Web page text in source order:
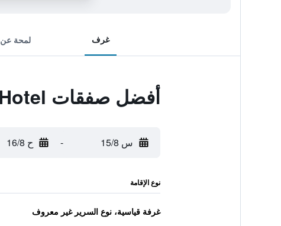
غرف لمحة عن
أفضل صفقات Ruunawere Hotel
س 15/8 - ح 16/8
نوع الإقامة
غرفة قياسية، نوع السرير غير معروف